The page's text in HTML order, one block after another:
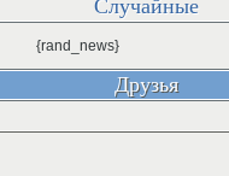
Случайные
{rand_news}
Друзья